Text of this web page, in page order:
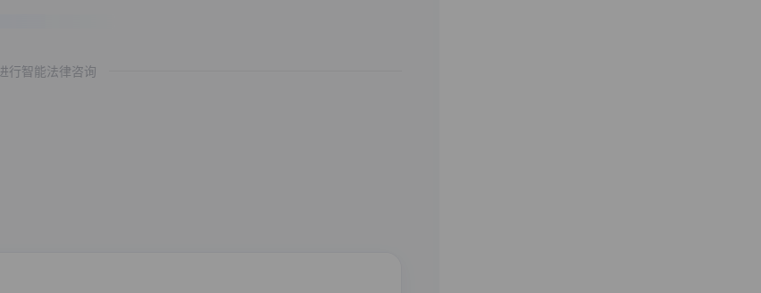
行智能法律咨询